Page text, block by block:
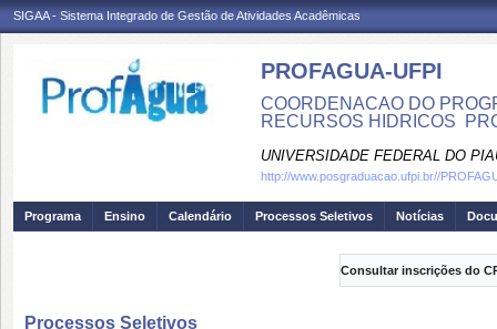
SIGAA - Sistema Integrado de Gestão de Atividades Acadêmicas
PROFAGUA-UFPI
COORDENACAO DO
RECURSOS HIDRICOS 
UNIVERSIDADE FEDERAL DO
http://www.posgraduacao.ufpi.br//
Programa Ensino Calendário Processos Seletivos Notícias
Consultar inscrições do
Processos Seletivos